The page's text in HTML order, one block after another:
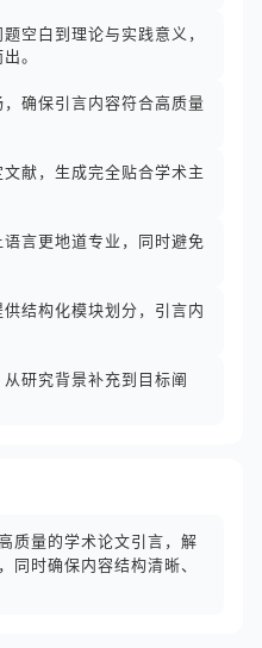
空白到理论与实践意义，
。
确保引言内容符合高质量
献，生成完全贴合学术主
言更地道专业，同时避免
结构化模块划分，引言内
研究背景补充到目标阐
质量的学术论文引言，解
同时确保内容结构清晰、